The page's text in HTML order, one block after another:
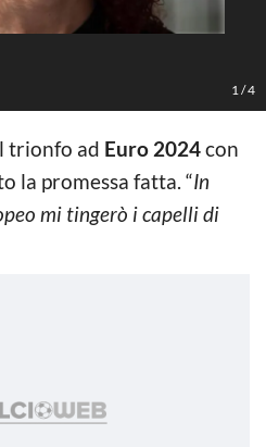
1 /4
trionfo ad Euro 2024con
la promessa fatta. “In
mi tingerò i capelli di